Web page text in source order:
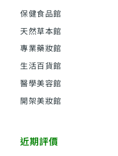
:
保健食品館
天然草本館
專業藥妝館
生活百貨館
醫學美容館
開架美妝館
近期評價